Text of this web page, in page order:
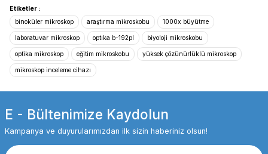
Etiketler :
binoküler mikroskop
araştırma mikroskobu 1000x büyütme
laboratuvar mikroskop optıka b-192pl biyoloji mikroskobu
optika mikroskop eğitim mikroskobu yüksek çözünürlüklü mikroskop
mikroskop inceleme cihazı
E - Bültenimize Kaydolun
Kampanya ve duyurularımızdan ilk sizin haberiniz olsun!